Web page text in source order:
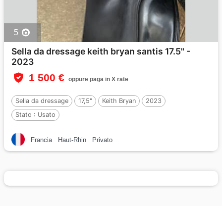
5
Sella da dressage keith bryan santis 17.5" -
2023
1 500 € oppure paga in X rate
Sella da dressage 17,5" Keith Bryan
2023
Stato : Usato
Francia Haut-Rhin Privato